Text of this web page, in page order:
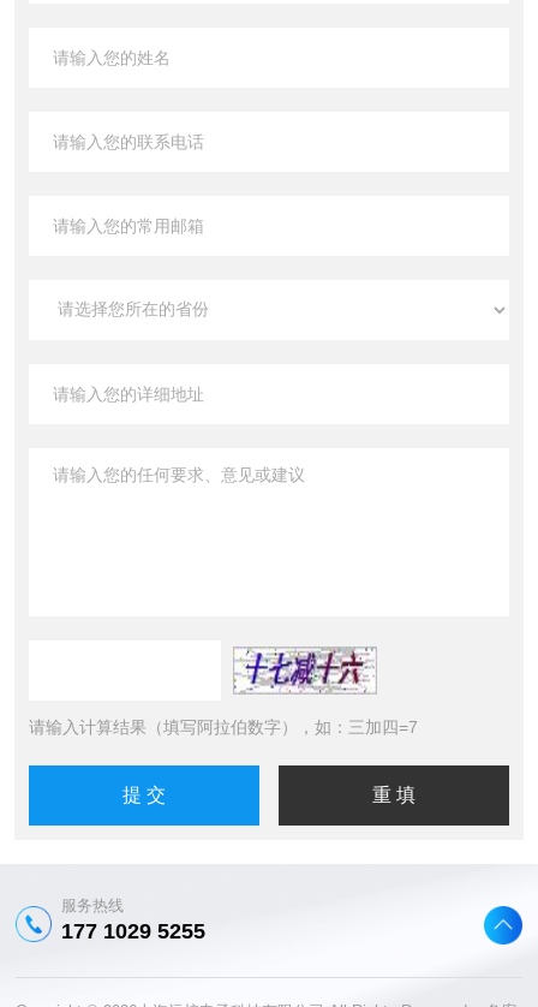
请输入计算结果（填写阿拉伯数字），如：三加四=7
服务热线
177 1029 5255